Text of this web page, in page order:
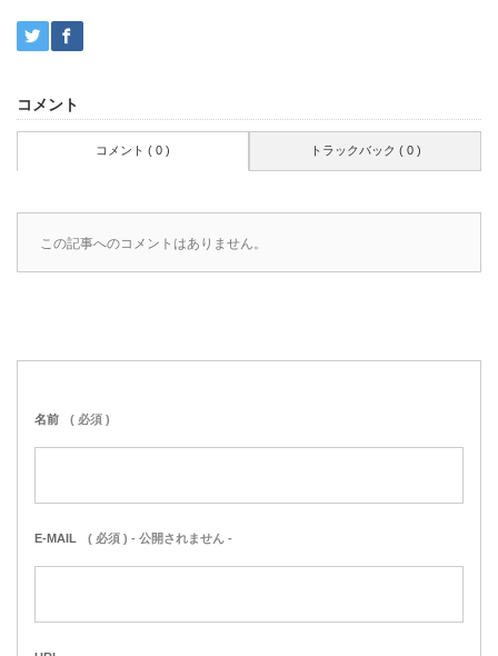
コメント
コメント ( 0 ) トラックバック ( 0 )
この記事へのコメントはありません。
名前 ( 必須 )
E-MAIL ( 必須 ) - 公開されません -